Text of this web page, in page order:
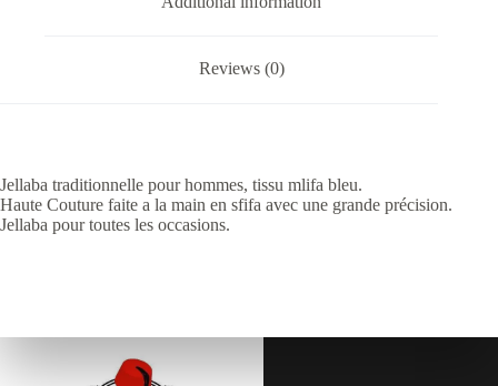
Reviews (0)
Jellaba traditionnelle pour hommes, tissu mlifa bleu.
Haute Couture faite a la main en sfifa avec une grande précision.
Jellaba pour toutes les occasions.